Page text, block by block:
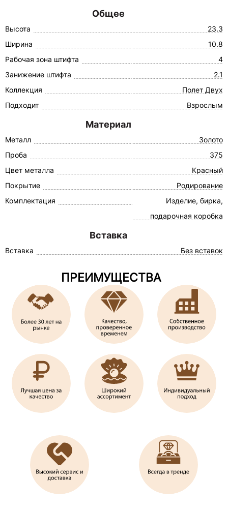
Общее
Высота
23.3
Ширина
10.8
Рабочая зона штифта
4
Занижение штифта
2.1
Коллекция
Полет Двух
Подходит
Взрослым
Материал
Металл
Золото
Проба
375
Цвет металла
Красный
Покрытие
Родирование
Комплектация
Изделие, бирка,
подарочная коробка
Вставка
Вставка Без вставок
ПРЕИМУЩЕСТВА